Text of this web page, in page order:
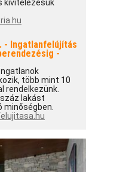
kivitelezésük
- Ingatlanfelújítás
-
több mint 10
rendelkezünk.
lakást